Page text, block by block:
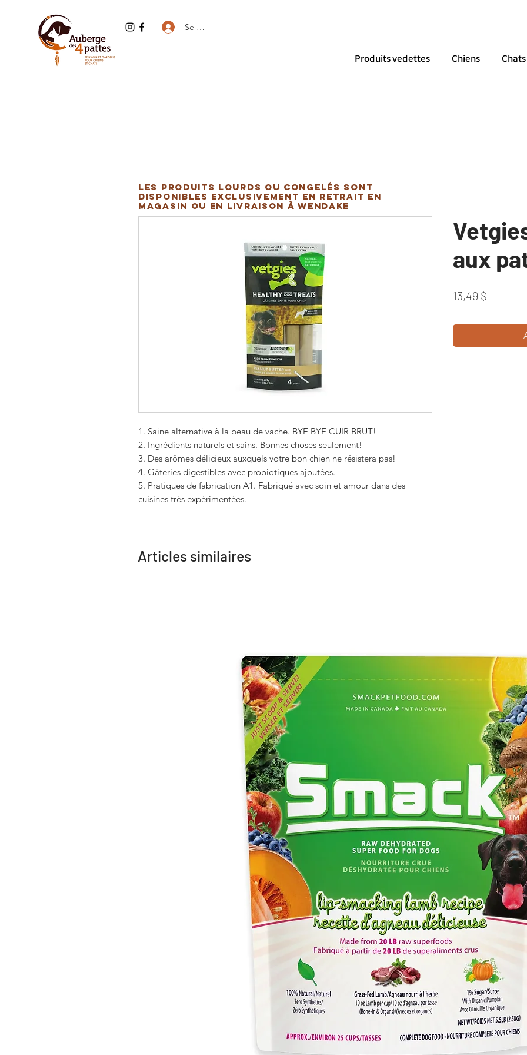
Se connecter
Produits vedettes Chiens Chats
Les produits lourds ou congelés sont
disponibles exclusivement en retrait en
magasin ou en livraison à Wendake
1. Saine alternative à la peau de vache. BYE BYE CUIR BRUT!
2. Ingrédients naturels et sains. Bonnes choses seulement!
3. Des arômes délicieux auxquels votre bon chien ne résistera pas!
4. Gâteries digestibles avec probiotiques ajoutées.
5. Pratiques de fabrication A1. Fabriqué avec soin et amour dans des
cuisines très expérimentées.
aux
13,49 $
Articles similaires